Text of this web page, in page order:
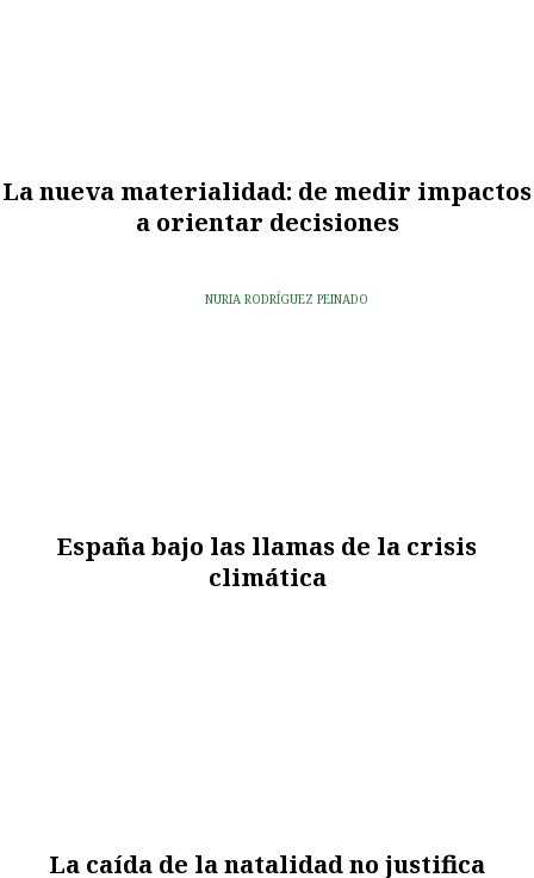
La nueva materialidad: de medir impactos
a orientar decisiones
NURIA RODRÍGUEZ PEINADO
España bajo las llamas de la crisis
climática
La caída de la natalidad no justifica